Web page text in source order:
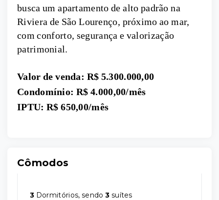
busca um apartamento de alto padrão na
Riviera de São Lourenço, próximo ao mar,
com conforto, segurança e valorização
patrimonial.
Valor de venda: R$ 5.300.000,00
Condomínio: R$ 4.000,00/mês
IPTU: R$ 650,00/mês
Cômodos
3 Dormitórios, sendo3 suítes